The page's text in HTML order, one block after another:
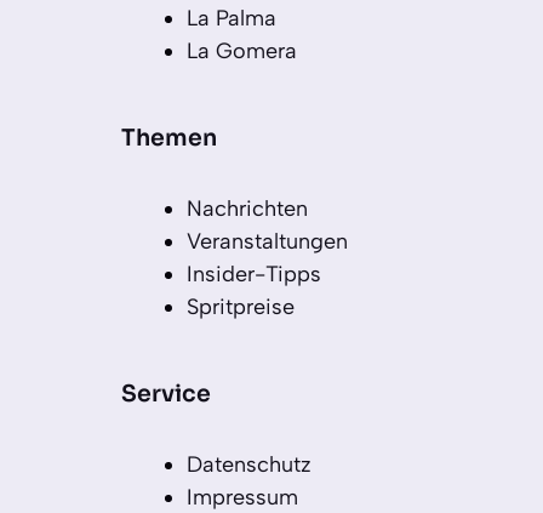
La Palma
La Gomera
Themen
Nachrichten
Veranstaltungen
Insider-Tipps
Spritpreise
Service
Datenschutz
Impressum